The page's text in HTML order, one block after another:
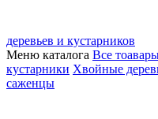
деревьев и кустарников
Меню каталога Все
кустарники Хвойные
саженцы